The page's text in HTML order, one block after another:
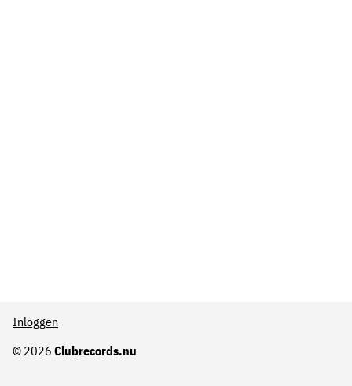
© 2026 Clubrecords.nu
Inloggen